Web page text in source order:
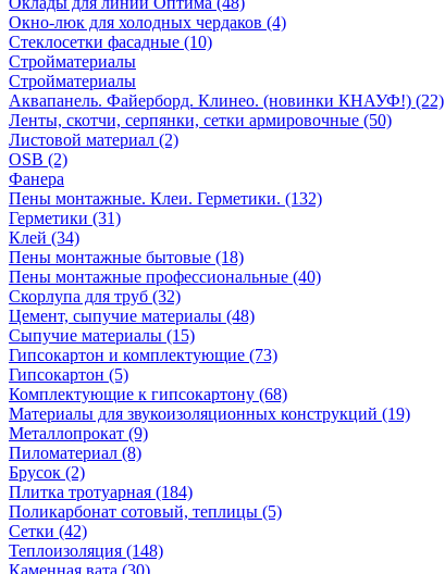
Окно-люк для холодных чердаков (4)
Стеклосетки фасадные (10)
Стройматериалы
Стройматериалы
Аквапанель. Файерборд. Клинео. (новинки КНАУФ!) (22)
Ленты, скотчи, серпянки, сетки армировочные (50)
Листовой материал (2)
OSB (2)
Фанера
Пены монтажные. Клеи. Герметики. (132)
Герметики (31)
Клей (34)
Пены монтажные бытовые (18)
Пены монтажные профессиональные (40)
Скорлупа для труб (32)
Цемент, сыпучие материалы (48)
Сыпучие материалы (15)
Гипсокартон и комплектующие (73)
Гипсокартон (5)
Комплектующие к гипсокартону (68)
Материалы для звукоизоляционных конструкций (19)
Металлопрокат (9)
Пиломатериал (8)
Брусок (2)
Плитка тротуарная (184)
Поликарбонат сотовый, теплицы (5)
Сетки (42)
Теплоизоляция (148)
Каменная вата (30)